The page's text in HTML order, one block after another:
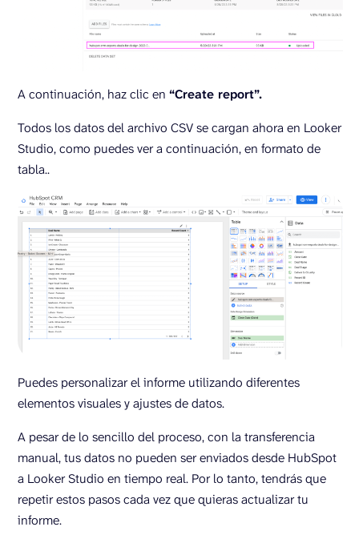
A continuación, haz clic en “Create report”.
Todos los datos del archivo CSV se cargan ahora en Looker
Studio, como puedes ver a continuación, en formato de
tabla..
Puedes personalizar el informe utilizando diferentes
elementos visuales y ajustes de datos.
A pesar de lo sencillo del proceso, con la transferencia
manual, tus datos no pueden ser enviados desde HubSpot
a Looker Studio en tiempo real. Por lo tanto, tendrás que
repetir estos pasos cada vez que quieras actualizar tu
informe.